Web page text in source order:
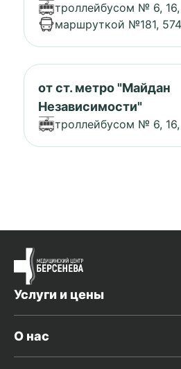
троллейбусом № 6, 16,
маршруткой №181,
от ст. метро "Майдан
Независимости"
троллейбусом № 6, 16,
Услуги и цены
О нас